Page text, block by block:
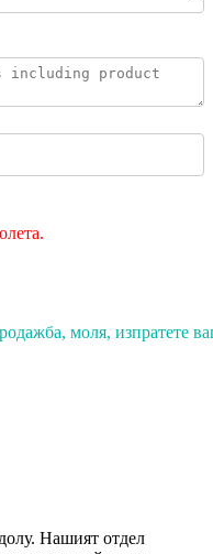
моля, изпратете
Нашият отдел